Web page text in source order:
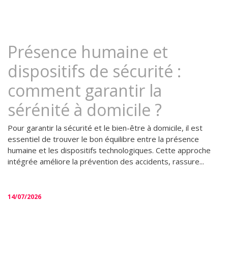
Présence humaine et
dispositifs de sécurité :
comment garantir la
sérénité à domicile ?
Pour garantir la sécurité et le bien-être à domicile, il est
essentiel de trouver le bon équilibre entre la présence
humaine et les dispositifs technologiques. Cette approche
intégrée améliore la prévention des accidents, rassure...
14/07/2026